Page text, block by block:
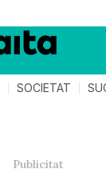
SOCIETAT